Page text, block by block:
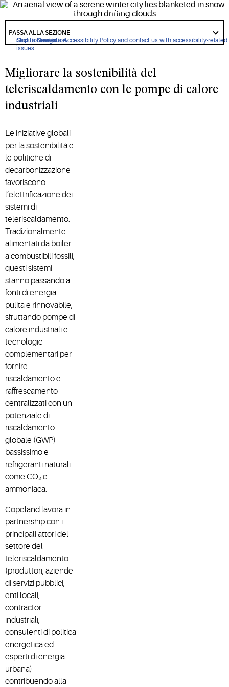
Click to view our Accessibility Policy and contact us with accessibility-related
issues
Skip to Navigation
Skip to Content
Skip to Search
commerciali affidabili ed efficienti e sistemi a pompa di
calore che favoriscono la decarbonizzazione dei sistemi di
teleriscaldamento e delle reti energetiche a combustibili
fossili in tutto il mondo.
to
section
PASSA ALLA SEZIONE
Migliorare la sostenibilità del
teleriscaldamento con le pompe di calore
industriali
Le iniziative globali
per la sostenibilità e
le politiche di
decarbonizzazione
favoriscono
l’elettrificazione dei
sistemi di
teleriscaldamento.
Tradizionalmente
alimentati da boiler
a combustibili fossili,
questi sistemi
stanno passando a
fonti di energia
pulita e rinnovabile,
sfruttando pompe di
calore industriali e
tecnologie
complementari per
fornire
riscaldamento e
raffrescamento
centralizzati con un
potenziale di
riscaldamento
globale (GWP)
bassissimo e
refrigeranti naturali
come CO₂ e
ammoniaca.
Copeland lavora in
partnership con i
principali attori del
settore del
teleriscaldamento
(produttori, aziende
di servizi pubblici,
enti locali,
contractor
industriali,
consulenti di politica
energetica ed
esperti di energia
urbana)
contribuendo alla